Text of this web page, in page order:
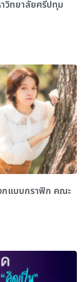
วิทยาลัยศรีปทุม
กแบบกราฟิก คณะ